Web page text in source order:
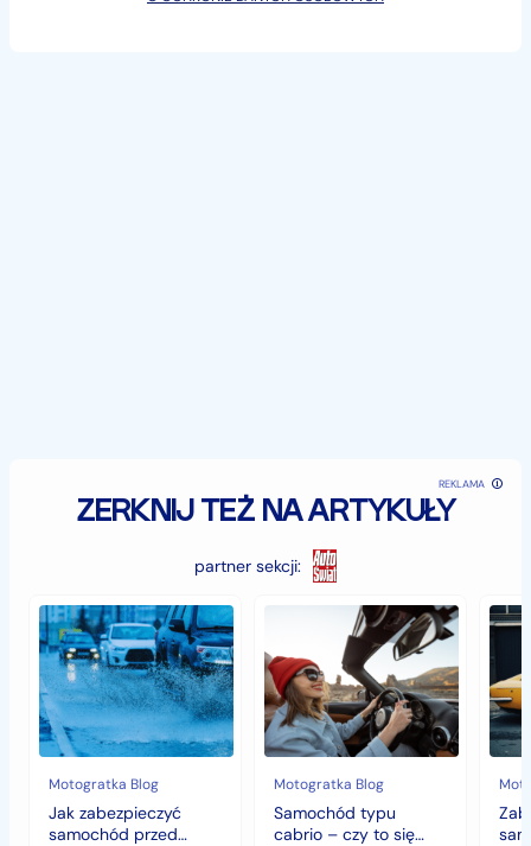
ZERKNIJ TEŻ NA ARTYKUŁY
REKLAMA
partner sekcji:
Jak
zabezpieczyć
samochód
przed
jesiennymi
chłodami
i
deszczem?
Motogratka Blog
Jak zabezpieczyć
samochód przed
Samochód
cabrio
–
czy
to
się
opłaca
w
polskim
klimacie?
Motogratka Blog
Samochód typu
cabrio – czy to się
czyli